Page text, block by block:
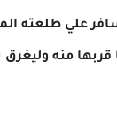
علي طلعته
قربها منه